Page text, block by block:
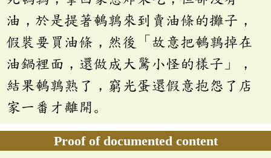
油，於是提著鵪鶉來到賣油條的攤子，
假裝要買油條，然後「故意把鵪鶉掉在
油鍋裡面，還做成大驚小怪的樣子」，
結果鵪鶉熟了，窮光蛋還假意抱怨了店
家一番才離開。
Proof of documented content